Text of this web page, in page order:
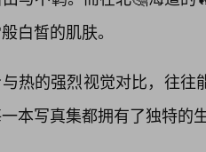
白皙的肌肤。
热的强烈视觉对比，往
本写真集都拥有了独特的